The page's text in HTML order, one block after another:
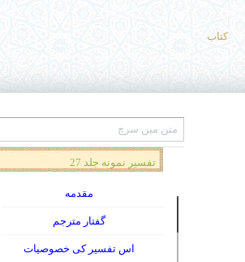
کتاب
تفسیر نمونه جلد 27
مقدمه
گفتار مترجم
اس تفسیر کی خصوصیات